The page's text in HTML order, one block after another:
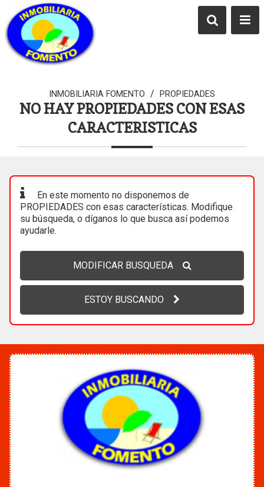
INMOBILIARIA FOMENTO / PROPIEDADES
NO HAY PROPIEDADES CON ESAS
CARACTERISTICAS
En este momento no disponemos de
PROPIEDADES con esas características. Modifique
su búsqueda, o díganos lo que busca así podemos
ayudarle.
MODIFICAR BUSQUEDA
ESTOY BUSCANDO